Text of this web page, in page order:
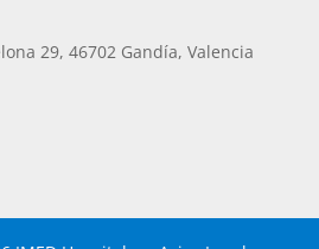
29, 46702 Gandía, Valencia